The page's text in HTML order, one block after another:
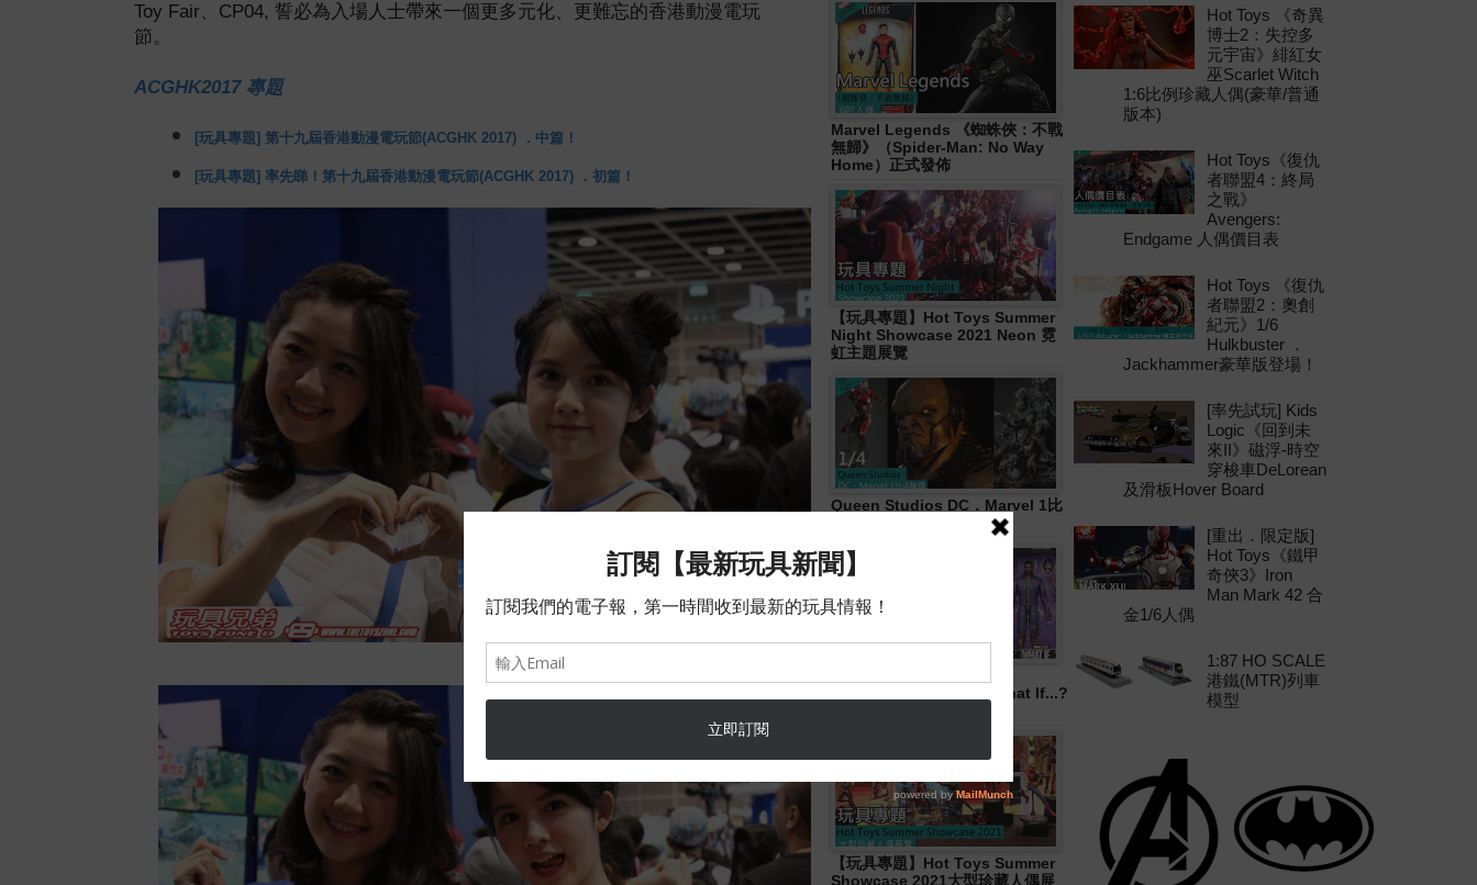
Toy Fair
CP04, 誓必為入場人士帶來一個更多元化、更難忘的香港動漫電玩
節。
ACGHK2017 專題
[玩具專題] 第十九屆香港動漫電玩節(ACGHK 2017) ．中篇！
[玩具專題] 率先睇！第十九屆香港動漫電玩節(ACGHK 2017) ．初篇！
Marvel Legends 《蜘蛛俠：不戰
無歸》（Spider-Man: No Way
Home）正式發佈
【玩具專題】Hot Toys Summer
Night Showcase 2021 Neon 霓
虹主題展覽
Queen Studios DC．Marvel 1比
Legends《Disney+ 》What If...?
【玩具專題】Hot Toys Summer
Showcase 2021大型珍藏人偶展
Hot Toys 《奇異
博士2：失控多
元宇宙》緋紅女
巫Scarlet Witch
1:6比例珍藏人偶(豪華/普通
版本)
Hot Toys《復仇
者聯盟4：終局
之戰》
Avengers:
Endgame 人偶價目表
Hot Toys 《復仇
者聯盟2：奧創
紀元》1/6
Hulkbuster ．
Jackhammer豪華版登場！
[率先試玩] Kids
Logic《回到未
來II》磁浮-時空
穿梭車DeLorean
及滑板Hover Board
[重出．限定版]
Hot Toys《鐵甲
奇俠3》Iron
Man Mark 42 合
金1/6人偶
1:87 HO SCALE
港鐵(MTR)列車
模型